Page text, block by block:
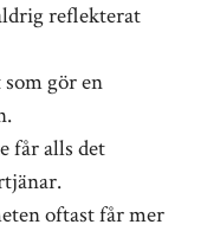
reflekterat
gör en
får alls det
oftast får mer